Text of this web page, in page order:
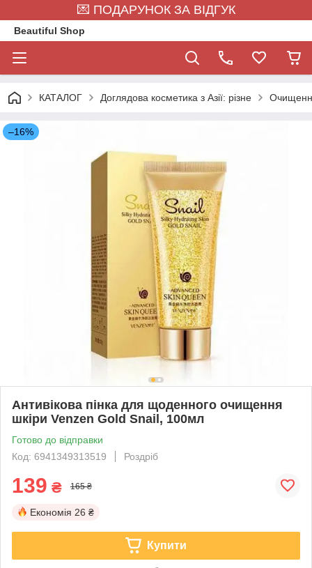
💌 ПОДАРУНОК ЗА ВІДГУК
Beautiful Shop
КАТАЛОГ Доглядова косметика з Азії: різне
–16%
Антивікова пінка для щоденного очищення
шкіри Venzen Gold Snail, 100мл
Готово до відправки
Код: 6941349313519
Роздріб
139 ₴ 165 ₴
Економія 26 ₴
Купити